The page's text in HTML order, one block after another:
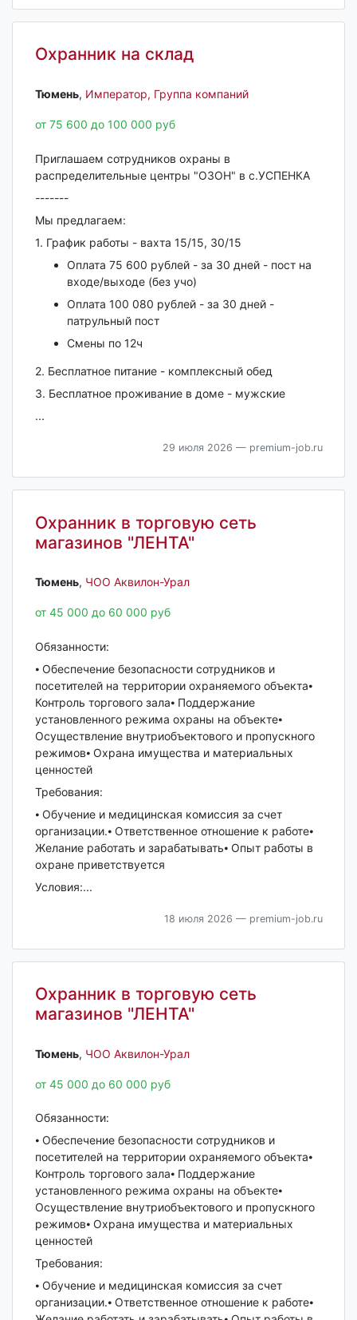
Охранник на склад
Тюмень‎, Император, Группа компаний
от 75 600 до 100 000 руб
Приглашаем сотрудников охраны в
распределительные центры "ОЗОН" в с.УСПЕНКА
-------
Мы предлагаем:
1. График работы - вахта 15/15, 30/15
Оплата 75 600 рублей - за 30 дней - пост на
входе/выходе (без учо)
Оплата 100 080 рублей - за 30 дней -
патрульный пост
Смены по 12ч
2. Бесплатное питание - комплексный обед
3. Бесплатное проживание в доме - мужские
...
29 июля 2026 — premium-job.ru
Охранник в торговую сеть
магазинов "ЛЕНТА"
Тюмень‎, ЧОО Аквилон-Урал
от 45 000 до 60 000 руб
Обязанности:
⦁ Обеспечение безопасности сотрудников и
посетителей на территории охраняемого объекта⦁
Контроль торгового зала⦁ Поддержание
установленного режима охраны на объекте⦁
Осуществление внутриобъектового и пропускного
режимов⦁ Охрана имущества и материальных
ценностей
Требования:
⦁ Обучение и медицинская комиссия за счет
организации.⦁ Ответственное отношение к работе⦁
Желание работать и зарабатывать⦁ Опыт работы в
охране приветствуется
Условия:...
18 июля 2026 — premium-job.ru
Охранник в торговую сеть
магазинов "ЛЕНТА"
Тюмень‎, ЧОО Аквилон-Урал
от 45 000 до 60 000 руб
Обязанности:
⦁ Обеспечение безопасности сотрудников и
посетителей на территории охраняемого объекта⦁
Контроль торгового зала⦁ Поддержание
установленного режима охраны на объекте⦁
Осуществление внутриобъектового и пропускного
режимов⦁ Охрана имущества и материальных
ценностей
Требования:
⦁ Обучение и медицинская комиссия за счет
организации.⦁ Ответственное отношение к работе⦁